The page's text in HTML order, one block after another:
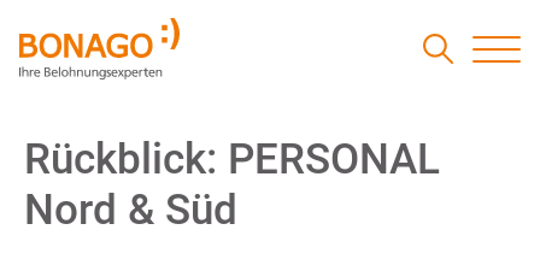
Rückblick: PERSONAL
Nord & Süd